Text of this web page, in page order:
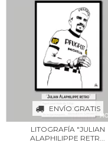
ENVÍO GRATIS
LITOGRAFÍA "JULIAN
ALAPHILIPPE RETR...